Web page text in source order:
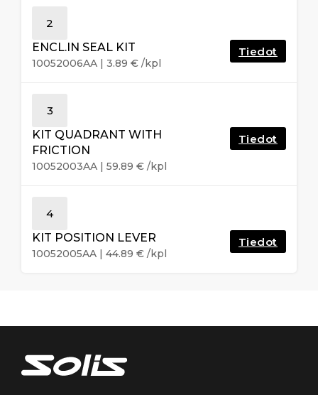
2
ENCL.IN SEAL KIT
10052006AA | 3.89 € /kpl
Tiedot
3
KIT QUADRANT WITH
FRICTION
10052003AA | 59.89 € /kpl
Tiedot
4
KIT POSITION LEVER
10052005AA | 44.89 € /kpl
Tiedot